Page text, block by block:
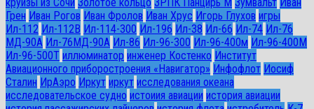
круизы из Сочи Золотое кольцо ЗРПК Панцирь М Зумвальт Иван
Грен Иван Рогов Иван Фролов Иван Хрус Игорь Глухов игры
Ил-112 Ил-112В Ил-114-300 Ил-196 Ил-38 Ил-66 Ил-74 Ил-76
МД-90А Ил-76МД-90А Ил-86 Ил-96-300 Ил-96-400м Ил-96-400М
Ил-96-500Т иллюминатор инженер Костенко Институт
Авиационного приборостроения «Навигатор» Инфофлот Иосиф
Сталин ИрАэро Иркут иркут исследования океана
исследовательское судно истоиия авиации история авиации